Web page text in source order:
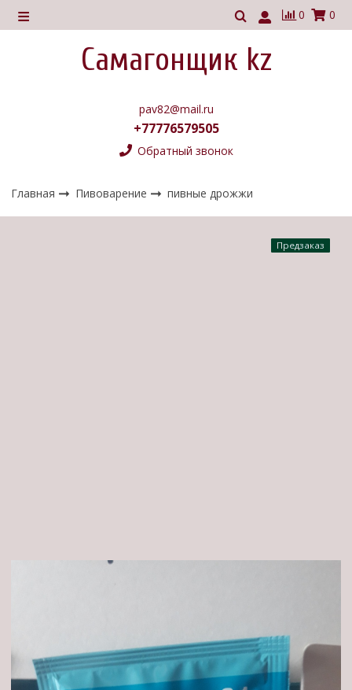
0 0
Самагонщик kz
pav82@mail.ru
+77776579505
Обратный звонок
Главная Пивоварение пивные дрожжи
Предзаказ